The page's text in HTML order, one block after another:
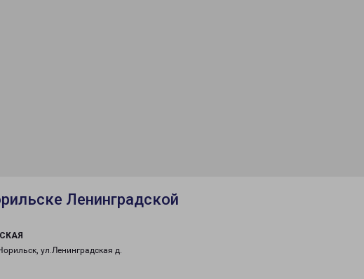
Ленинградской
ул.Ленинградская д.